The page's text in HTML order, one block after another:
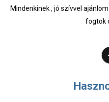
Mindenkinek , jó szívvel
fogtok